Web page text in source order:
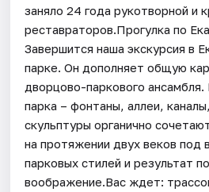
заняло 24 года рукотворной и
реставраторов.Прогулка по
Завершится наша экскурсия в
парке. Он дополняет общую
дворцово-паркового
парка – фонтаны, аллеи,
скульптуры органично
на протяжении двух веков под
парковых стилей и результат
воображение.Вас ждет: